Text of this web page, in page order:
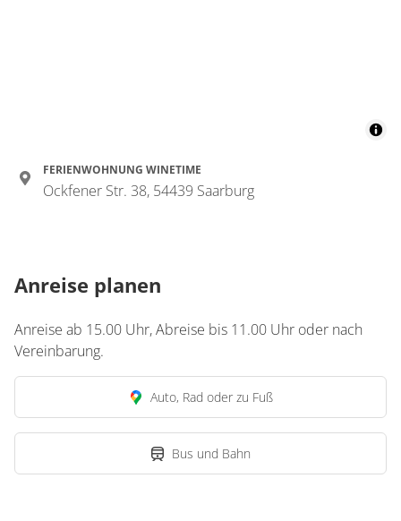
FERIENWOHNUNG WINETIME
Ockfener Str. 38, 54439 Saarburg
Anreise planen
Anreise ab 15.00 Uhr, Abreise bis 11.00 Uhr oder nach
Vereinbarung.
Auto, Rad oder zu Fuß
Bus und Bahn